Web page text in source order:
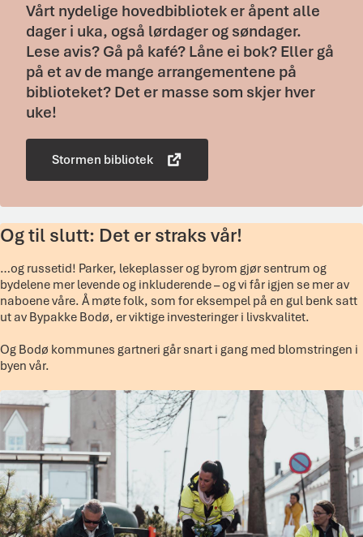
Vårt nydelige hovedbibliotek er åpent alle
dager i uka, også lørdager og søndager.
Lese avis? Gå på kafé? Låne ei bok? Eller gå
på et av de mange arrangementene på
biblioteket? Det er masse som skjer hver
uke!
Stormen bibliotek
Og til slutt: Det er straks vår!
…og russetid! Parker, lekeplasser og byrom gjør sentrum og
bydelene mer levende og inkluderende – og vi får igjen se mer av
naboene våre. Å møte folk, som for eksempel på en gul benk satt
ut av Bypakke Bodø, er viktige investeringer i livskvalitet.
Og Bodø kommunes gartneri går snart i gang med blomstringen i
byen vår.